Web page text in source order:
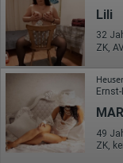
Herausgeber:
Hotjar Limited, Malta
Erhobene Daten:
Datum und
Gerätetyp
Geografischer
IP-Adresse
Mausbewegungen
Besuchte Seiten
Referrer URL
Lili
ZK,